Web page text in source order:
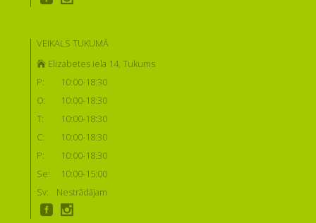
VEIKALS TUKUMĀ
Elizabetes iela 14, Tukums
P:
10:00-18:30
O:
10:00-18:30
T:
10:00-18:30
C:
10:00-18:30
P:
10:00-18:30
Se:
10:00-15:00
Sv:
Nestrādājam